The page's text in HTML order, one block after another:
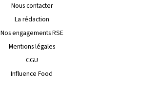
Nous contacter
La rédaction
Nos engagements RSE
Mentions légales
CGU
Influence Food